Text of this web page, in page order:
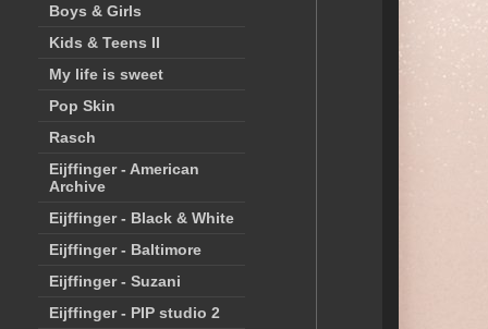
Boys & Girls
Kids & Teens II
My life is sweet
Pop Skin
Rasch
Eijffinger - American
Archive
Eijffinger - Black & White
Eijffinger - Baltimore
Eijffinger - Suzani
Eijffinger - PIP studio 2